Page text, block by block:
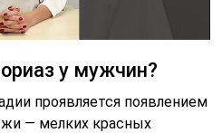
у мужчин?
проявляется появлением
— мелких красных